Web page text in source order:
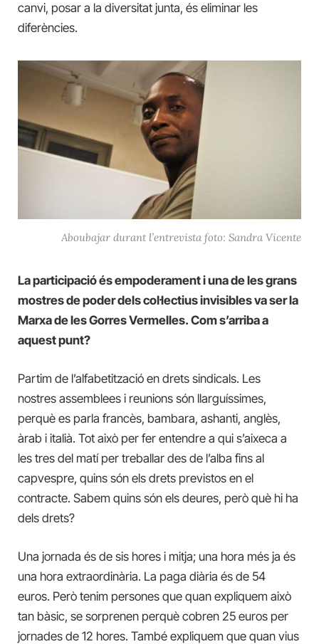
canvi, posar a la diversitat junta, és eliminar les
diferències.
Aboubajar durant l’entrevista foto: Sandra Vicente
La participació és empoderament i una de les grans
mostres de poder dels col·lectius invisibles va ser la
Marxa de les Gorres Vermelles. Com s’arriba a
aquest punt?
Partim de l’alfabetització en drets sindicals. Les
nostres assemblees i reunions són llarguíssimes,
perquè es parla francès, bambara, ashanti, anglès,
àrab i italià. Tot això per fer entendre a qui s’aixeca a
les tres del matí per treballar des de l’alba fins al
capvespre, quins són els drets previstos en el
contracte. Sabem quins són els deures, però què hi ha
dels drets?
Una jornada és de sis hores i mitja; una hora més ja és
una hora extraordinària. La paga diària és de 54
euros. Però tenim persones que quan expliquem això
tan bàsic, se sorprenen perquè cobren 25 euros per
jornades de 12 hores. També expliquem que quan vius